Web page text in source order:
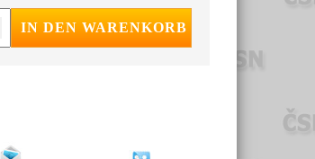
IN DEN WARENKORB